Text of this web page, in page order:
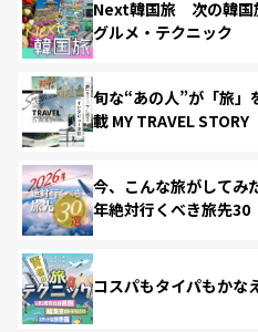
Next韓国旅 次の韓国
グルメ・テクニック
旬な“あの人”が「旅」
載 MY TRAVEL STORY
今、こんな旅がしてみ
年絶対行くべき旅先30
コスパもタイパもかな